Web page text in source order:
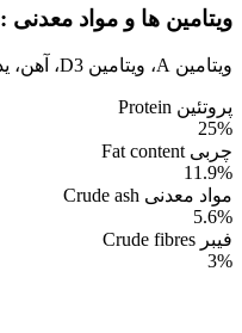
ویتامین ها و مواد معدنی :
ویتامین A، ویتامین D3، آهن، ید، مس، منگنز، روی، سلنیوم.
پروتئین Protein
25%
چربی Fat content
11.9%
مواد معدنی Crude ash
5.6%
فیبر Crude fibres
3%